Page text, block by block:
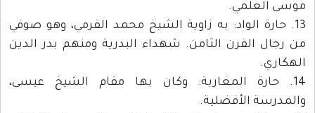
موسى العلمي.
13. حارة الواد: به زاوية الشيخ محمد القرمي، وهو صوفي
من رجال القرن الثامن. شهداء البدرية ومنهم بدر الدين
الهكاري.
14. حارة المغاربة: وكان بها مقام الشيخ عيسى،
والمدرسة الأفضلية.